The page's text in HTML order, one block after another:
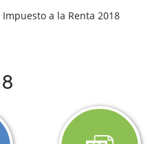
a la Renta 2018